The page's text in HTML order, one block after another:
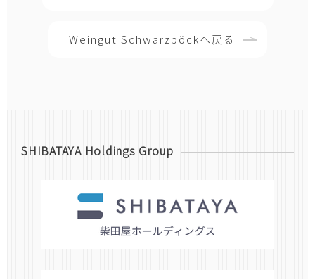
Weingut Schwarzböckへ戻る
SHIBATAYA Holdings Group